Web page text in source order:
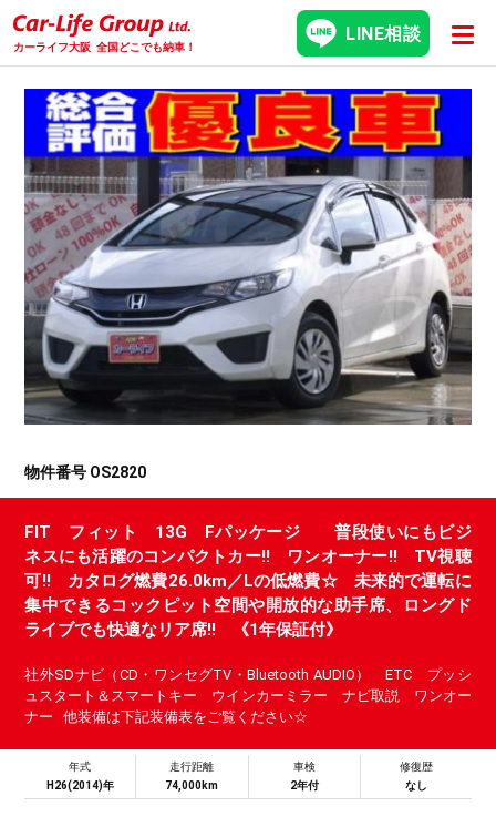
カーライフ大阪 全国どこでも納車！
LINE相談
物件番号 OS2820
FIT フィット 13G Fパッケージ 普段使いにもビジ
ネスにも活躍のコンパクトカー!! ワンオーナー!! TV視聴
可!! カタログ燃費26.0km／Lの低燃費☆ 未来的で運転に
集中できるコックピット空間や開放的な助手席、ロングド
ライブでも快適なリア席!! 《1年保証付》
社外SDナビ（CD・ワンセグTV・Bluetooth AUDIO） ETC プッシ
ュスタート＆スマートキー ウインカーミラー ナビ取説 ワンオー
ナー 他装備は下記装備表をご覧ください☆
年式
H26(2014)年
走行距離
74,000km
車検
2年付
修復歴
なし